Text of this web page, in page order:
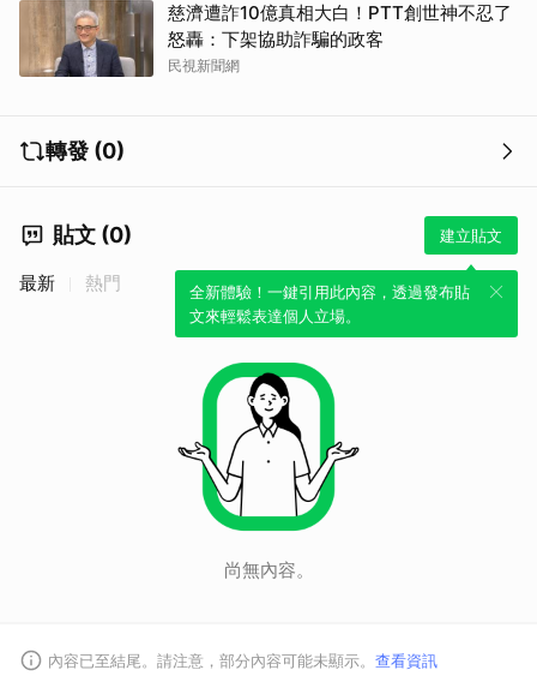
慈濟遭詐10億真相大白！PTT創世神不忍了
怒轟：下架協助詐騙的政客
民視新聞網
轉發 (0)
貼文 (0) 建立貼文
全新體驗！一鍵引用此內容，透過發布貼
文來輕鬆表達個人立場。
最新 熱門
尚無內容。
內容已至結尾。請注意，部分內容可能未顯示。 查看資訊